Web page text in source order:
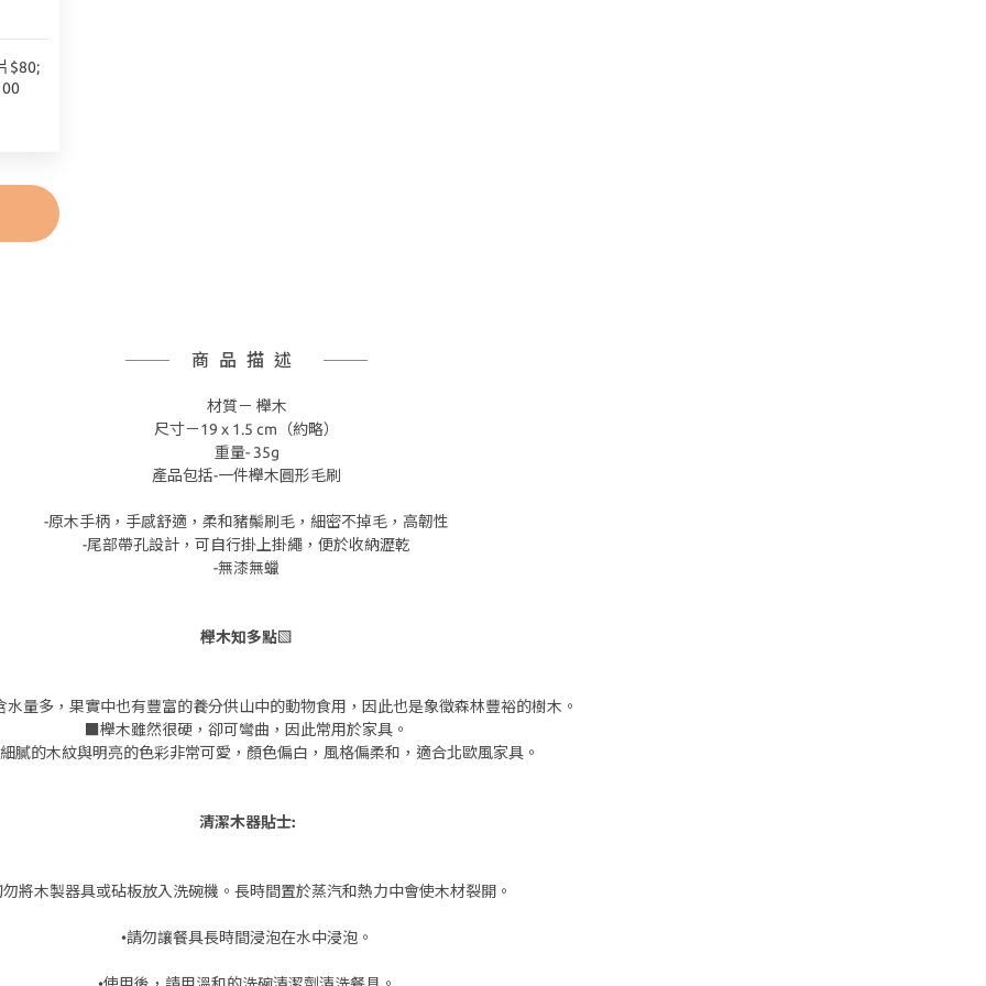
$80;
商品描述
材質－ 櫸木
尺寸－19 x 1.5 cm（約略）
重量- 35g
產品包括-一件櫸木圓形毛刷
-原木手柄，手感舒適，柔和豬鬃刷毛，細密不掉毛，高韌性
-尾部帶孔設計，可自行掛上掛繩，便於收納瀝乾
-無漆無蠟
櫸木知多點▧
水量多，果實中也有豐富的養分供山中的動物食用，因此也是象徵森林豐裕的樹木。
■櫸木雖然很硬，卻可彎曲，因此常用於家具。
膩的木紋與明亮的色彩非常可愛，顏色偏白，風格偏柔和，適合北歐風家具。
清潔木器貼士:
勿將木製器具或砧板放入洗碗機。長時間置於蒸汽和熱力中會使木材裂開。
•請勿讓餐具長時間浸泡在水中浸泡。